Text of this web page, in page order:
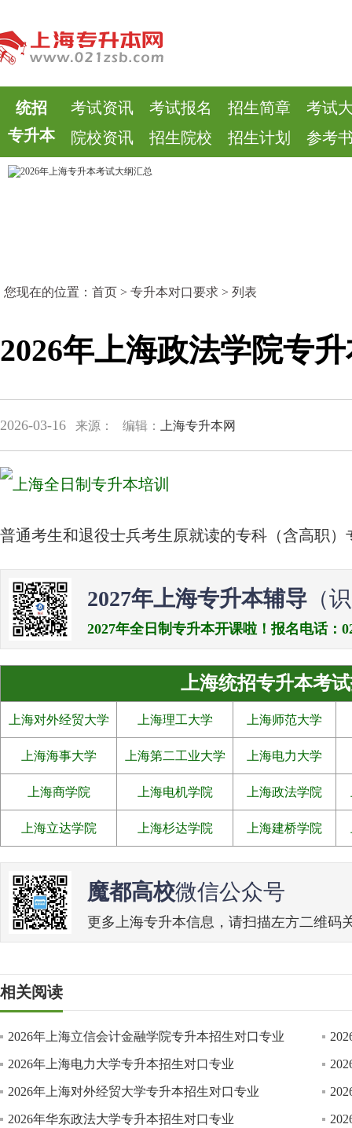
统招
专升本
考试资讯 考试报名 招生简章
考试
院校资讯
招生院校 招生计划 参考
您现在的位置： 首页 > 专升本对口要求 > 列表
2026年上海政法学院专
2026-03-16 来源： 编辑： 上海专升本网
普通考生和退役士兵考生原就读的专科（含高职）
2027年上海专升本辅导 （
2027年全日制专升本开课啦！报名电话：
上海统招专升本考
上海对外经贸大学 上海理工大学 上海师范大学
上海海事大学 上海第二工业大学 上海电力大学
上海商学院 上海电机学院 上海政法学院
上海立达学院 上海杉达学院 上海建桥学院
魔都高校微信公众号
更多上海专升本信息，请扫描左方二维码
相关阅读
2026年上海立信会计金融学院专升本招生对口专业
2026年上海电力大学专升本招生对口专业
2026年上海对外经贸大学专升本招生对口专业
2026年华东政法大学专升本招生对口专业